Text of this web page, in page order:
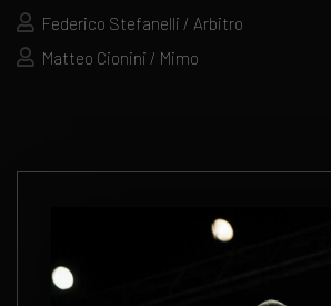
Federico Stefanelli / Arbitro
Matteo Cionini / Mimo